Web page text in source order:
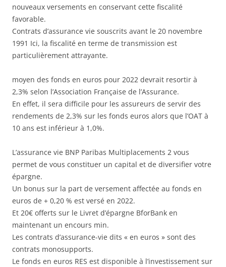
nouveaux versements en conservant cette fiscalité
favorable.
Contrats d’assurance vie souscrits avant le 20 novembre
1991 Ici, la fiscalité en terme de transmission est
particulièrement attrayante.
moyen des fonds en euros pour 2022 devrait resortir à
2,3% selon l’Association Française de l’Assurance.
En effet, il sera difficile pour les assureurs de servir des
rendements de 2,3% sur les fonds euros alors que l’OAT à
10 ans est inférieur à 1,0%.
L’assurance vie BNP Paribas Multiplacements 2 vous
permet de vous constituer un capital et de diversifier votre
épargne.
Un bonus sur la part de versement affectée au fonds en
euros de + 0,20 % est versé en 2022.
Et 20€ offerts sur le Livret d’épargne BforBank en
maintenant un encours min.
Les contrats d’assurance-vie dits « en euros » sont des
contrats monosupports.
Le fonds en euros RES est disponible à l’investissement sur